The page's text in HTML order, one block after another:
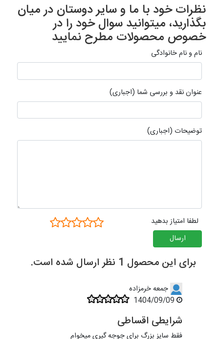
نظرات خود با ما و سایر دوستان در میان
بگذارید، میتوانید سوال خود را در
خصوص محصولات مطرح نمایید
نام و نام خانوادگی
عنوان نقد و بررسی شما (اجباری)
توضیحات (اجباری)
لطفا امتیاز بدهید
ارسال
برای این محصول 1 نظر ارسال شده است.
جمعه خرمزاده
شرایطی اقساطی
فقط سایز بزرگ برای جوجه گیری میخوام